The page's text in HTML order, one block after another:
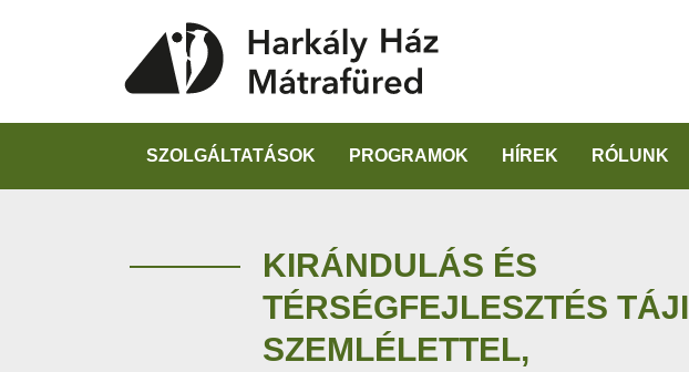
SZOLGÁLTATÁSOK PROGRAMOK HÍREK RÓLUNK
KIRÁNDULÁS ÉS
TÉRSÉGFEJLESZTÉS TÁJI
SZEMLÉLETTEL,